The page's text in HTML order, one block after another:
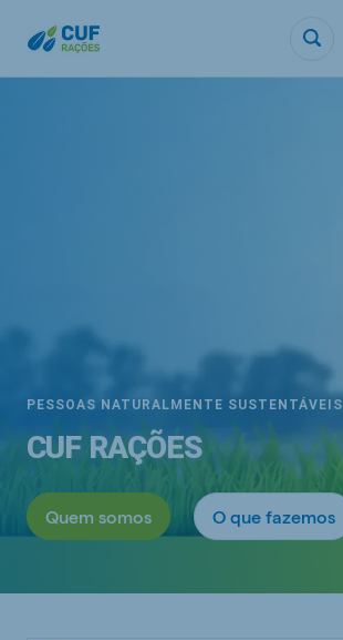
PESSOAS NATURALMENTE SUSTENTÁVEIS
CUF RAÇÕES
Quem somos O que fazemos